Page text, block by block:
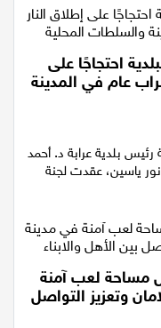
احتجاجًا على
عام في المدينة
رئيس بلدية عرابة د. أحمد
ياسين، عقدت لجنة
مساحة لعب آمنة
وتعزيز التواصل